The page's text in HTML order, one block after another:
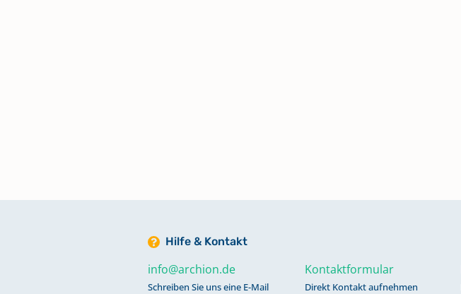
Hilfe & Kontakt
info@archion.de
Schreiben Sie uns eine E-Mail
Kontaktformular
Direkt Kontakt aufnehmen